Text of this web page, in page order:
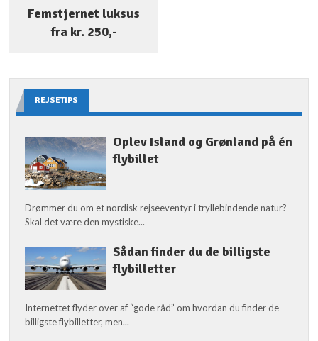
Femstjernet luksus
fra kr. 250,-
REJSETIPS
Oplev Island og Grønland på én
flybillet
Drømmer du om et nordisk rejseeventyr i tryllebindende natur?
Skal det være den mystiske...
Sådan finder du de billigste
flybilletter
Internettet flyder over af “gode råd” om hvordan du finder de
billigste flybilletter, men...